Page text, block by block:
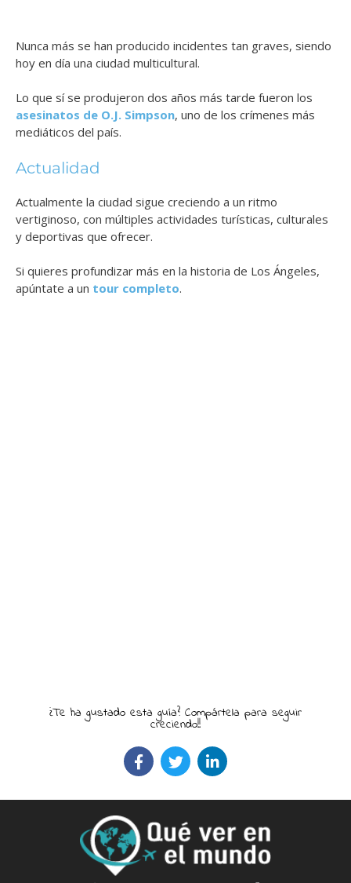
Nunca más se han producido incidentes tan graves, siendo
hoy en día una ciudad multicultural.
Lo que sí se produjeron dos años más tarde fueron los
asesinatos de O.J. Simpson, uno de los crímenes más
mediáticos del país.
Actualidad
Actualmente la ciudad sigue creciendo a un ritmo
vertiginoso, con múltiples actividades turísticas, culturales
y deportivas que ofrecer.
Si quieres profundizar más en la historia de Los Ángeles,
apúntate a un tour completo.
¿Te ha gustado esta guía? Compártela para seguir
creciendo!!